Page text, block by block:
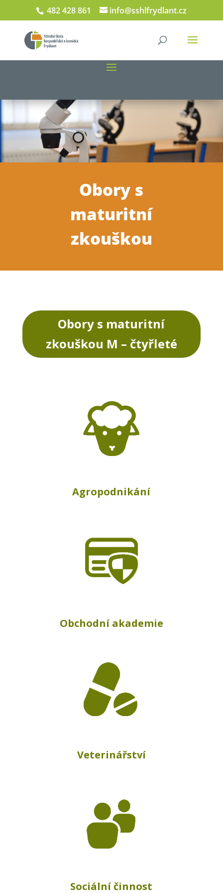
482 428 861 info@sshlfrydlant.cz
Obory s
maturitní
zkouškou
Obory s maturitní
zkouškou M – čtyřleté
Agropodnikání
Obchodní akademie
Veterinářství
Sociální činnost